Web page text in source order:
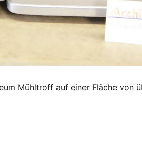
Mühltroff auf einer Fläche von